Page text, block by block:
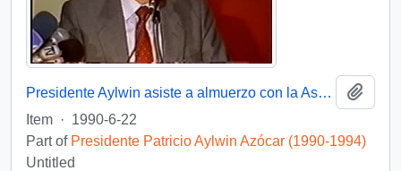
Presidente Aylwin asiste a almuerzo con la Asociación de Exportadores : video
Item · 1990-6-22
Part of Presidente Patricio Aylwin Azócar (1990-1994)
Untitled